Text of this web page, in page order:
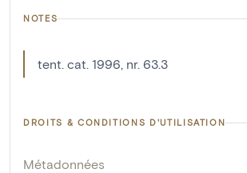
NOTES
tent. cat. 1996, nr. 63.3
DROITS & CONDITIONS D'UTILISATION
Métadonnées